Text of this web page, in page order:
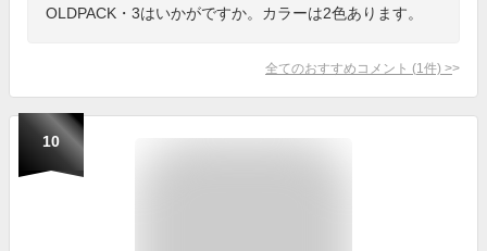
OLDPACK・3はいかがですか。カラーは2色あります。
全てのおすすめコメント (1 件) >
10